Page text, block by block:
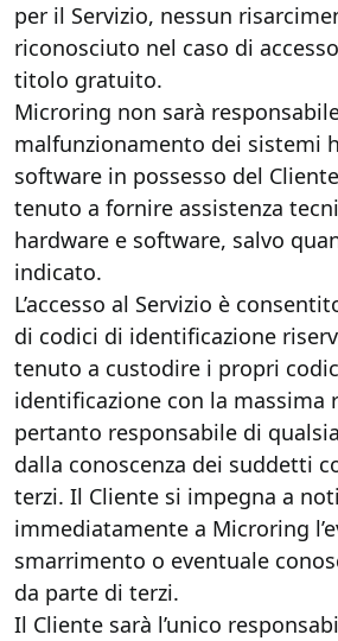
per il Servizio, nessun
riconosciuto nel caso di
titolo gratuito.
Microring non sarà
malfunzionamento dei sistemi
software in possesso del
tenuto a fornire assistenza
hardware e software, salvo
indicato.
L’accesso al Servizio è
di codici di identificazione
tenuto a custodire i propri
identificazione con la massima
pertanto responsabile di
dalla conoscenza dei suddetti
terzi. Il Cliente si impegna a
immediatamente a Microring
smarrimento o eventuale
da parte di terzi.
Il Cliente sarà l’unico